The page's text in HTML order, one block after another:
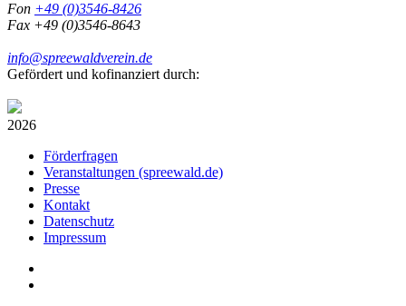
Fon +49 (0)3546-8426
Fax +49 (0)3546-8643
info@spreewaldverein.de
Gefördert und kofinanziert durch:
2026
Förderfragen
Veranstaltungen (spreewald.de)
Presse
Kontakt
Datenschutz
Impressum